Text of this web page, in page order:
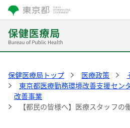
保健医療局トップ 医療政策
東京都医療勤務環境改善支援セン
改善事業
【都民の皆様へ】医療スタッフの